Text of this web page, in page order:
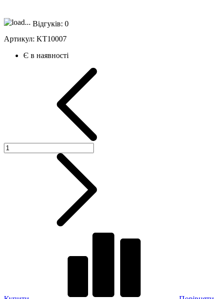
Відгуків: 0
Артикул: KT10007
Є в наявності